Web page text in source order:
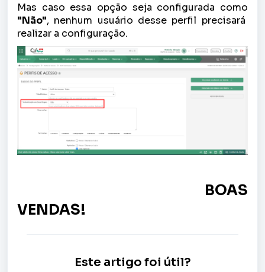
Mas caso essa opção seja configurada como
"Não", nenhum usuário desse perfil precisará
realizar a configuração.
BOAS
VENDAS!
Este artigo foi útil?